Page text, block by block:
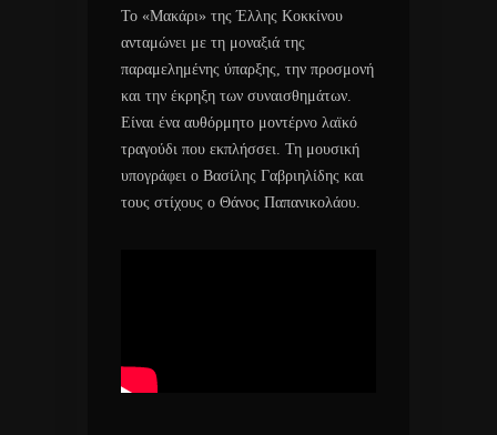
Το «Μακάρι» της Έλλης Κοκκίνου
ανταμώνει με τη μοναξιά της
παραμελημένης ύπαρξης, την προσμονή
και την έκρηξη των συναισθημάτων.
Είναι ένα αυθόρμητο μοντέρνο λαϊκό
τραγούδι που εκπλήσσει. Τη μουσική
υπογράφει ο Βασίλης Γαβριηλίδης και
τους στίχους ο Θάνος Παπανικολάου.